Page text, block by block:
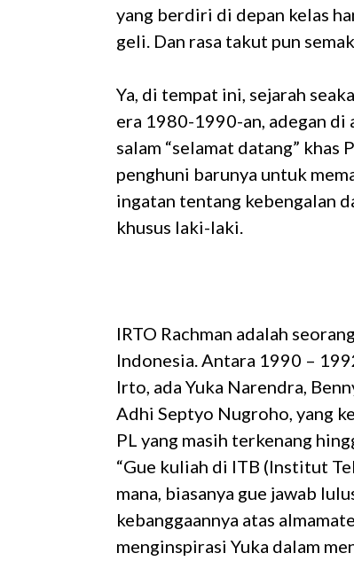
yang berdiri di depan kelas
geli. Dan rasa takut pun
Ya, di tempat ini, sejarah
era 1980-1990-an, adegan di
salam “selamat datang” khas
penghuni barunya untuk
ingatan tentang kebengalan
khusus laki-laki.
IRTO Rachman adalah seorang
Indonesia. Antara 1990 –
Irto, ada Yuka Narendra,
Adhi Septyo Nugroho, yang
PL yang masih terkenang
“Gue kuliah di ITB (Institut
mana, biasanya gue jawab
kebanggaannya atas
menginspirasi Yuka dalam